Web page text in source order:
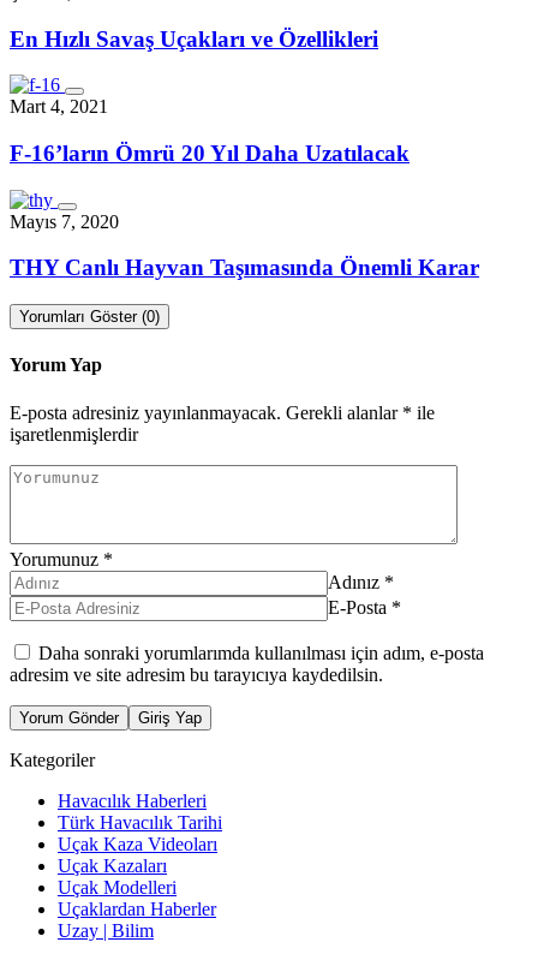
En Hızlı Savaş Uçakları ve Özellikleri
Mart 4, 2021
F-16’ların Ömrü 20 Yıl Daha Uzatılacak
Mayıs 7, 2020
THY Canlı Hayvan Taşımasında Önemli Karar
Yorumları Göster (0)
Yorum Yap
E-posta adresiniz yayınlanmayacak. Gerekli alanlar * ile
işaretlenmişlerdir
Yorumunuz *
Adınız *
E-Posta *
Daha sonraki yorumlarımda kullanılması için adım, e-posta
adresim ve site adresim bu tarayıcıya kaydedilsin.
Yorum Gönder Giriş Yap
Kategoriler
Havacılık Haberleri
Türk Havacılık Tarihi
Uçak Kaza Videoları
Uçak Kazaları
Uçak Modelleri
Uçaklardan Haberler
Uzay | Bilim